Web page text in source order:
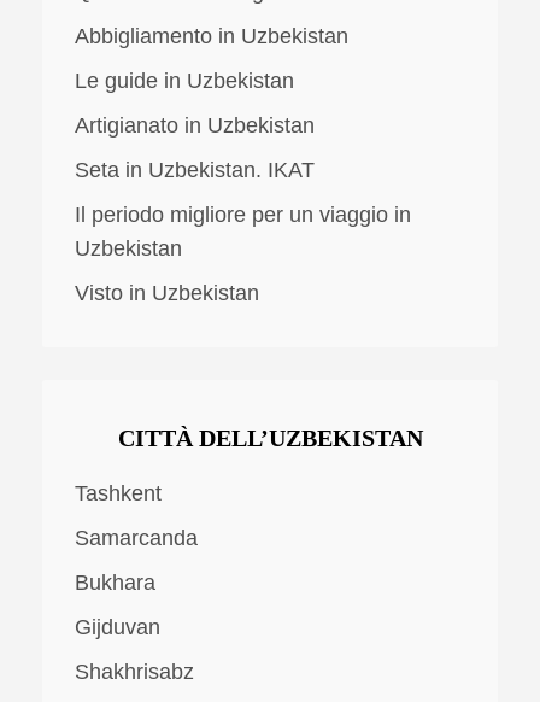
Abbigliamento in Uzbekistan
Le guide in Uzbekistan
Artigianato in Uzbekistan
Seta in Uzbekistan. IKAT
Il periodo migliore per un viaggio in
Uzbekistan
Visto in Uzbekistan
CITTÀ DELL’UZBEKISTAN
Tashkent
Samarcanda
Bukhara
Gijduvan
Shakhrisabz